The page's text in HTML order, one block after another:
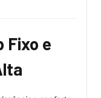
Fixo e